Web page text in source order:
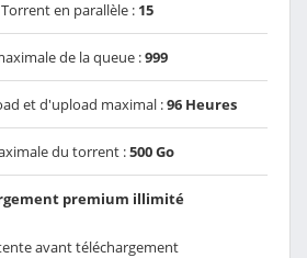
en parallèle : 15
de la queue :999
et d'upload maximal :96 Heures
du torrent :500 Go
premium illimité
avant téléchargement